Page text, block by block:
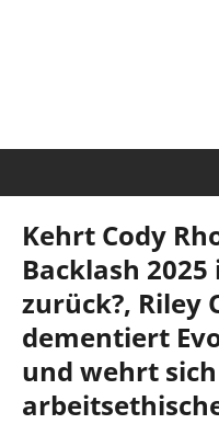
Kehrt Cody
Backlash 2025
zurück?, Riley
dementiert
und wehrt